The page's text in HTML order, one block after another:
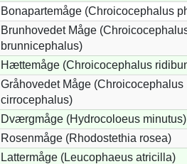
Bonapartemåge (Chroicocephalus
Brunhovedet Måge
brunnicephalus)
Hættemåge (Chroicocephalus
Gråhovedet Måge (Chroicocephalus
cirrocephalus)
Dværgmåge (Hydrocoloeus minutus)
Rosenmåge (Rhodostethia rosea)
Lattermåge (Leucophaeus atricilla)